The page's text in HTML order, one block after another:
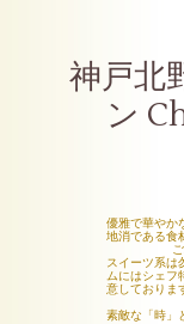
神戸北
ン
〜
優雅で華やか
地消である食
スイーツ系は
ムにはシェフ
意しておりま
素敵な「時」